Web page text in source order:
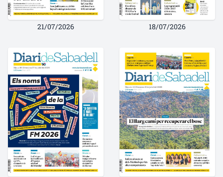
21/07/2026 18/07/2026